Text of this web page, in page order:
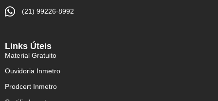
(21) 99226-8992
Links Úteis
Material Gratuito
Ouvidoria Inmetro
Prodcert Inmetro